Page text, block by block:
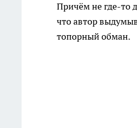
Причём не где-то
что автор
топорный обман.